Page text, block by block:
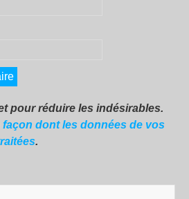
pour réduire les indésirables.
dont les données de vos
.